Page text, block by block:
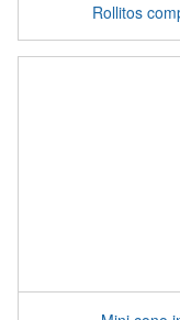
Rollitos